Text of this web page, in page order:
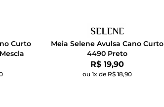
Curto
Meia Selene Avulsa Cano Curto
4490 Preto
Por:
R$ 19,90
ou 1x de R$ 18,90